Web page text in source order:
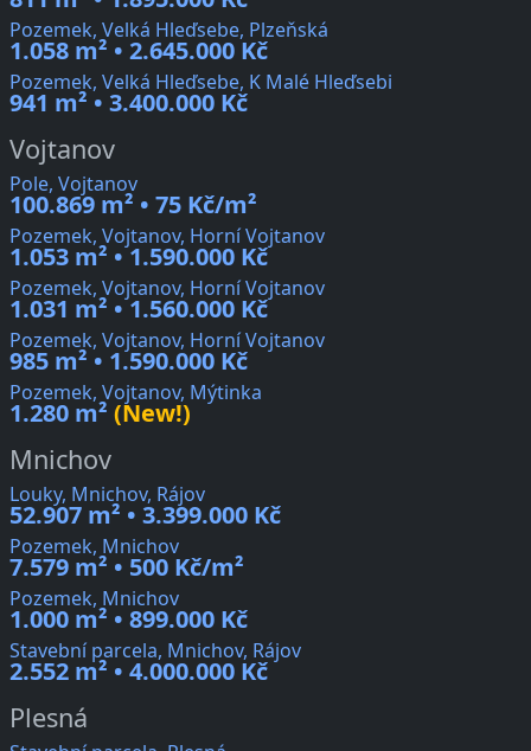
Pozemek, Velká Hleďsebe, Plzeňská
1.058 m² • 2.645.000 Kč
Pozemek, Velká Hleďsebe, K Malé Hleďsebi
941 m² • 3.400.000 Kč
Vojtanov
Pole, Vojtanov
100.869 m² • 75 Kč/m²
Pozemek, Vojtanov, Horní Vojtanov
1.053 m² • 1.590.000 Kč
Pozemek, Vojtanov, Horní Vojtanov
1.031 m² • 1.560.000 Kč
Pozemek, Vojtanov, Horní Vojtanov
985 m² • 1.590.000 Kč
Pozemek, Vojtanov, Mýtinka
1.280 m² (New!)
Mnichov
Louky, Mnichov, Rájov
52.907 m² • 3.399.000 Kč
Pozemek, Mnichov
7.579 m² • 500 Kč/m²
Pozemek, Mnichov
1.000 m² • 899.000 Kč
Stavební parcela, Mnichov, Rájov
2.552 m² • 4.000.000 Kč
Plesná